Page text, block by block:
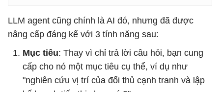
LLM agent cũng chính là AI đó, nhưng đã được
nâng cấp đáng kể với 3 tính năng sau:
Mục tiêu: Thay vì chỉ trả lời câu hỏi, bạn cung
cấp cho nó một mục tiêu cụ thể, ví dụ như
"nghiên cứu vị trí của đối thủ cạnh tranh và lập